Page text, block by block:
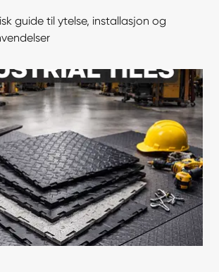
guide til ytelse, installasjon og